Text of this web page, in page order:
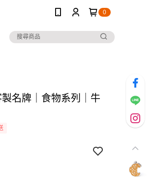
0
製名牌｜食物系列｜牛